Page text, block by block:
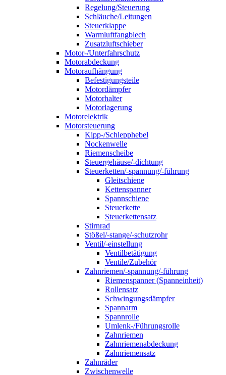
Regelung/Steuerung
Schläuche/Leitungen
Steuerklappe
Warmluftfangblech
Zusatzluftschieber
Motor-/Unterfahrschutz
Motorabdeckung
Motoraufhängung
Befestigungsteile
Motordämpfer
Motorhalter
Motorlagerung
Motorelektrik
Motorsteuerung
Kipp-/Schlepphebel
Nockenwelle
Riemenscheibe
Steuergehäuse/-dichtung
Steuerketten/-spannung/-führung
Gleitschiene
Kettenspanner
Spannschiene
Steuerkette
Steuerkettensatz
Stirnrad
Stößel/-stange/-schutzrohr
Ventil/-einstellung
Ventilbetätigung
Ventile/Zubehör
Zahnriemen/-spannung/-führung
Riemenspanner (Spanneinheit)
Rollensatz
Schwingungsdämpfer
Spannarm
Spannrolle
Umlenk-/Führungsrolle
Zahnriemen
Zahnriemenabdeckung
Zahnriemensatz
Zahnräder
Zwischenwelle